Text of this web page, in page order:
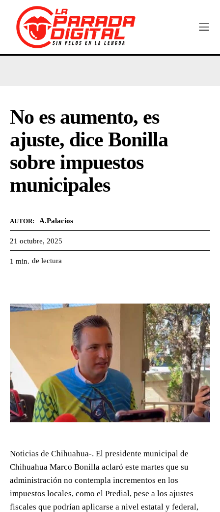
No es aumento, es
ajuste, dice Bonilla
sobre impuestos
municipales
AUTOR: A.Palacios
21 octubre, 2025
1 min. de lectura
Noticias de Chihuahua-. El presidente municipal de
Chihuahua Marco Bonilla aclaró este martes que su
administración no contempla incrementos en los
impuestos locales, como el Predial, pese a los ajustes
fiscales que podrían aplicarse a nivel estatal y federal,